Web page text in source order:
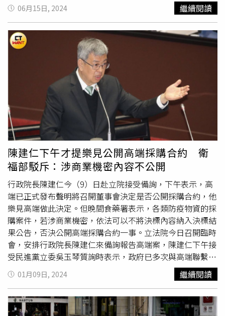
策的官員不要離第一線這麼遠好嗎？停藥如果中風或心肌梗
塞，難道政府要負責任嗎？」
升，KP.2的占比分別為10％及22％，KP.3占比皆為9％，持
續監測變異株流行趨勢。疫情上升之際，藥界傳出「莫納皮
拉韋」、「倍拉維」缺藥和配給速度太慢等問題。對此，疾
管署副署長曾淑慧說明，因應藥物臨床實證最新進展，疾管
署諮詢傳染病防治諮詢會專家，檢視近期發表於國際期刊的
臨床實證資料，以及世界衛生組織與各國診治指引用藥建
議，經衛福部傳染病防治諮詢會建議，基於「莫納皮拉韋
效果有限，決定將其列為「有條件下使用」之藥物，建議醫
療人員審慎使用。曾淑慧強調，目前「
莫納皮拉韋」及「倍
拉維」皆有庫存，足夠供給醫療院所使用，醫療院所如有需
要，可向各縣市衛生局申請調度。另外，疾管署提到，國內
新冠XBB疫苗迄今已累計接種276.4萬人次，全國接種率
11.36％，65歲以上第1劑及第2劑接種率分別為20.54％、
1.55％。目前全國尚餘莫德納XBB疫苗約288.9萬劑、
Novavax XBB疫苗約4.8萬劑。因疫情仍未停息，呼籲尚未
接種新冠XBB疫苗者別輕視疾病威脅，應儘速接種。
06月15日, 2024 繼續閱讀
陳建仁下午才提樂見公開高端採購合約 衛
福部駁斥：涉商業機密內容不公開
行政院長陳建仁今（9）日赴立院接受備詢，下午表示，高
端已正式發布聲明將召開董事會決定是否公開採購合約，他
樂見高端做此決定。但晚間食藥署表示，各類防疫物資的採
購案件，若涉商業機密，依法可以不將決標內容納入決標結
果公告，否決公開高端採購合約一事。立法院今日召開臨時
會，安排行政院長陳建仁來備詢報告高端案，陳建仁下午接
受民進黨立委吳玉琴質詢時表示，政府已多次與高端聯繫，
將召開董事會決定是否公開採購合約。他也表示「政府立場
也是主張可以公開，我們就盡量跟高端做協商，希望他能公
開，我們很高興看到他願意召開董事會來做決定。」對於行
政院長認同公開高端採購合約一事，衛生福利部疾病管制署
01月09日, 2024 繼續閱讀